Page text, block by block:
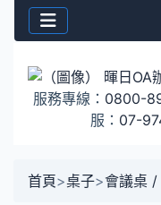
服務專線： 0800-
服： 07-
首頁>桌子>會議桌 /